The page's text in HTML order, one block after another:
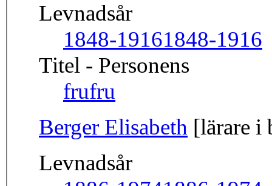
Levnadsår
1848-19161848-1916
Titel - Personens
frufru
Berger Elisabeth [lärare i
Levnadsår